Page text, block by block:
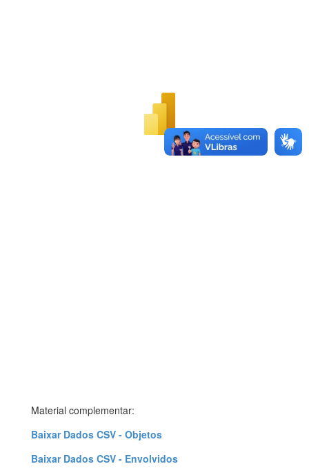
Material complementar:
Baixar Dados CSV - Objetos
Baixar Dados CSV - Envolvidos